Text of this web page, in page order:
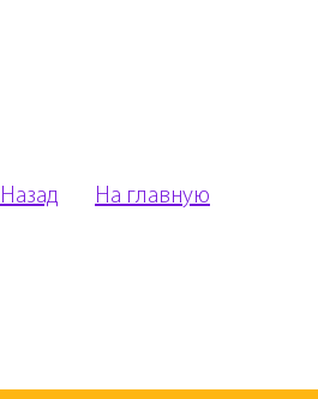
Назад На главную